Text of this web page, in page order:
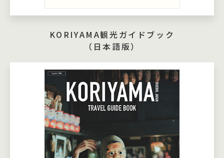
KORIYAMA観光ガイドブック
（日本語版）